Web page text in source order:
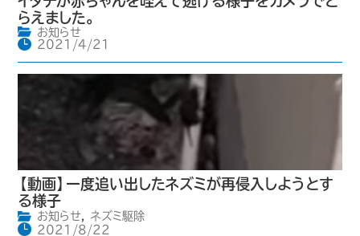
らえました。
お知らせ
2021/4/21
【動画】一度追い出したネズミが再侵入しようとす
る様子
お知らせ,
ネズミ駆除
2021/8/22